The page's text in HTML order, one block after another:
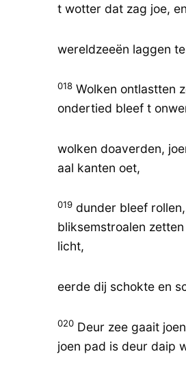
t wotter dat zag joe,
wereldzeeën laggen
018Wolken ontlastten
ondertied bleef t
wolken doaverden,
aal kanten oet,
019dunder bleef rollen,
bliksemstroalen
licht,
eerde dij schokte en
020Deur zee gaait
joen pad is deur daip